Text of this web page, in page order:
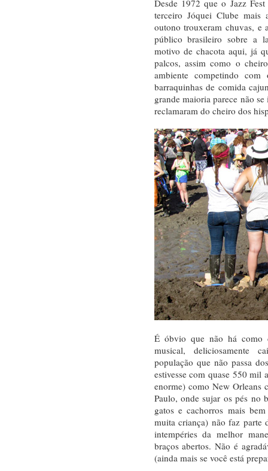
Desde 1972 que o Jazz
terceiro Jóquei Clube
outono trouxeram chuvas, e
público brasileiro sobre a
motivo de chacota aqui, já
palcos, assim como o
ambiente competindo
barraquinhas de comida
grande maioria parece não
reclamaram do cheiro dos
É óbvio que não há como
musical, deliciosamente
população que não passa
estivesse com quase 550 mil
enorme) como New Orleans
Paulo, onde sujar os pés no
gatos e cachorros mais
muita criança) não faz parte
intempéries da melhor
braços abertos. Não é
(ainda mais se você está